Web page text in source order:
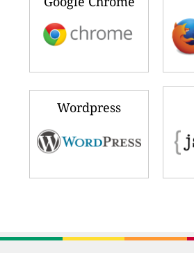
Wordpress